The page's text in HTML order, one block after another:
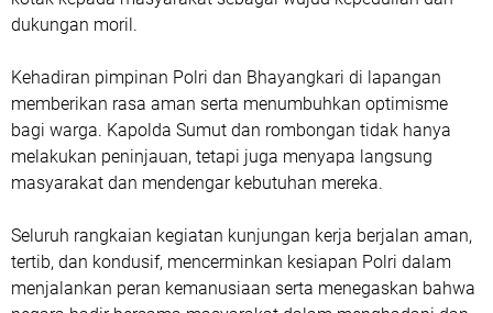
dukungan moril.
Kehadiran pimpinan Polri dan Bhayangkari di lapangan
memberikan rasa aman serta menumbuhkan optimisme
bagi warga. Kapolda Sumut dan rombongan tidak hanya
melakukan peninjauan, tetapi juga menyapa langsung
masyarakat dan mendengar kebutuhan mereka.
Seluruh rangkaian kegiatan kunjungan kerja berjalan aman,
tertib, dan kondusif, mencerminkan kesiapan Polri dalam
menjalankan peran kemanusiaan serta menegaskan bahwa